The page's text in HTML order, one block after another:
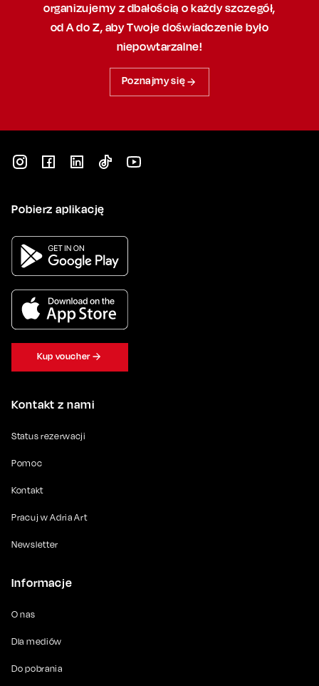
organizujemy z dbałością o każdy szczegół,
od A do Z, abyTwoje doświadczenie było
niepowtarzalne!
Poznajmy się
Kontakt z nami
Status rezerwacji
Pomoc
Kontakt
Pracuj w Adria Art
Newsletter
Informacje
O nas
Dla mediów
Do pobrania
Pobierz aplikację
Kup voucher